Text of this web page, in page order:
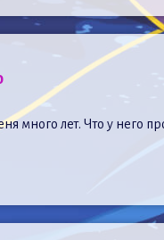
много лет. Что у него